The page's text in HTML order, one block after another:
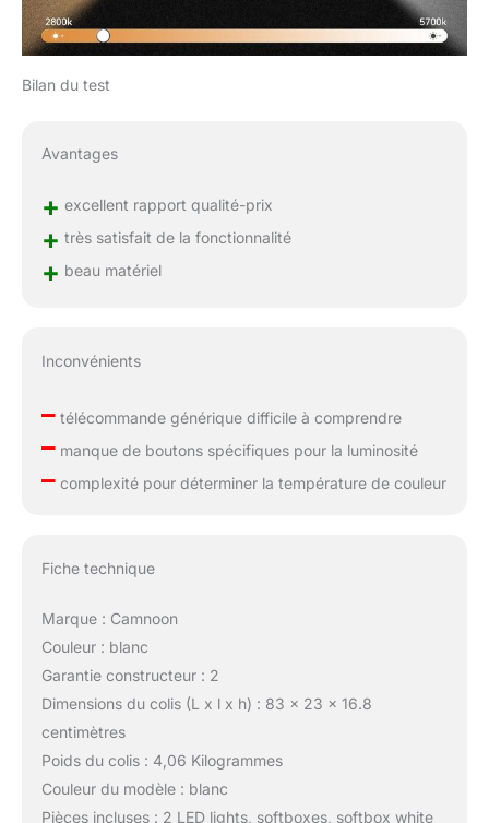
Bilan du test
Avantages
+ excellent rapport qualité-prix
+ très satisfait de la fonctionnalité
+ beau matériel
Inconvénients
–télécommande générique difficile à comprendre
–manque de boutons spécifiques pour la luminosité
–complexité pour déterminer la température de couleur
Fiche technique
Marque : Camnoon
Couleur : blanc
Garantie constructeur : 2
Dimensions du colis (L x l x h) : 83 x 23 x 16.8
centimètres
Poids du colis : 4,06 Kilogrammes
Couleur du modèle : blanc
Pièces incluses : 2 LED lights, softboxes, softbox white